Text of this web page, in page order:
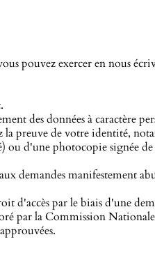
pouvez exercer en nous
des données à caractère
la preuve de votre identité,
d'une photocopie signée
demandes manifestement
d'accès par le biais d'une
par la Commission